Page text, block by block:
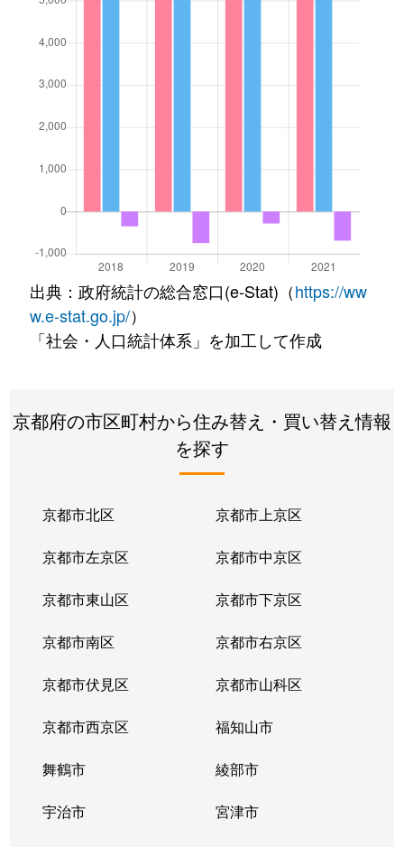
出典：政府統計の総合窓口(e-Stat)（https://ww
w.e-stat.go.jp/）
「社会・人口統計体系」を加工して作成
京都府の市区町村から住み替え・買い替え情報
を探す
京都市北区 京都市上京区
京都市左京区 京都市中京区
京都市東山区 京都市下京区
京都市南区 京都市右京区
京都市伏見区 京都市山科区
京都市西京区 福知山市
舞鶴市 綾部市
宇治市 宮津市